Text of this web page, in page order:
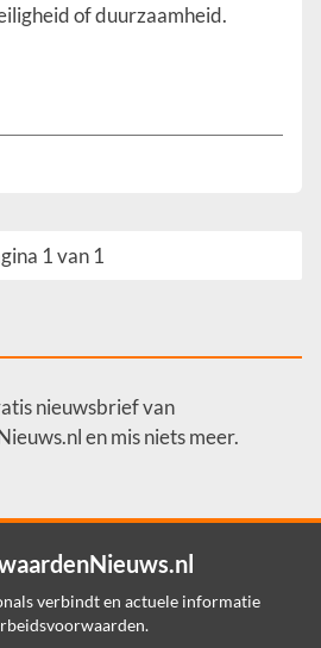
of duurzaamheid.
1 van 1
nieuwsbrief van
en mis niets meer.
verbindt en actuele informatie